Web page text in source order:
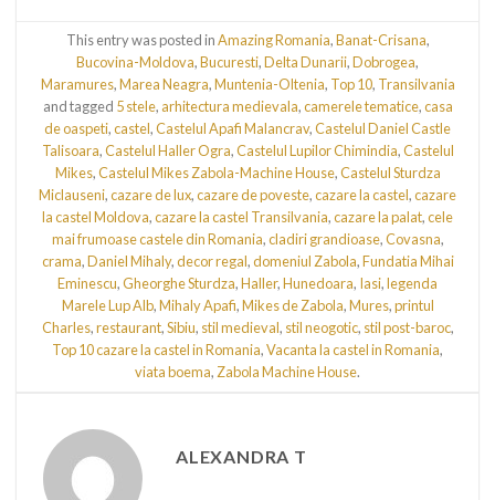
This entry was posted inAmazing Romania,Banat-Crisana,
Bucovina-Moldova,Bucuresti,Delta Dunarii,Dobrogea,
Maramures,Marea Neagra,Muntenia-Oltenia, Top 10, Transilvania
and tagged 5 stele, arhitectura medievala,camerele tematice,casa
de oaspeti,castel,Castelul Apafi Malancrav,Castelul Daniel Castle
Talisoara,Castelul Haller Ogra,Castelul Lupilor Chimindia,Castelul
Mikes,Castelul Mikes Zabola-Machine House,Castelul Sturdza
Miclauseni,cazare de lux,cazare de poveste,cazare la castel,cazare
la castel Moldova,cazare la castel Transilvania,cazare la palat,cele
mai frumoase castele din Romania,cladiri grandioase,Covasna,
crama,Daniel Mihaly,decor regal,domeniul Zabola,Fundatia Mihai
Eminescu,Gheorghe Sturdza,Haller,Hunedoara, Iasi,legenda
Marele Lup Alb,Mihaly Apafi,Mikes de Zabola,Mures,printul
Charles,restaurant,Sibiu, stil medieval, stil neogotic, stil post-baroc,
Top 10 cazare la castel in Romania,Vacanta la castel in Romania,
viata boema, Zabola Machine House.
ALEXANDRA T